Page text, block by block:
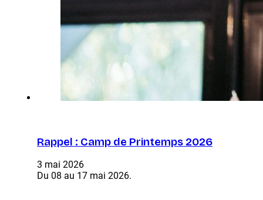
Rappel : Camp de Printemps 2026
3 mai 2026
Du 08 au 17 mai 2026.